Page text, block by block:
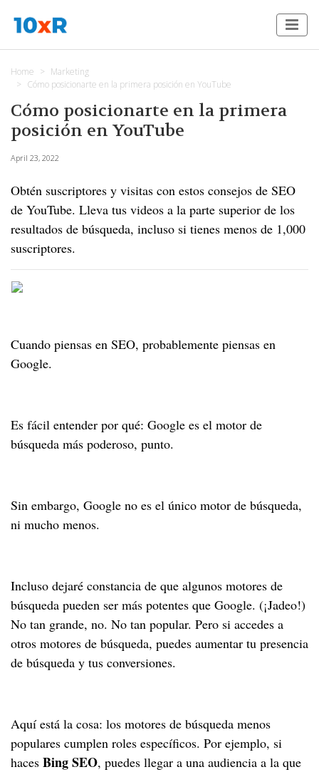
Home
Marketing
Cómo posicionarte en la primera posición en YouTube
Cómo posicionarte en la primera
posición en YouTube
April 23, 2022
Obtén suscriptores y visitas con estos consejos de SEO
de YouTube. Lleva tus videos a la parte superior de los
resultados de búsqueda, incluso si tienes menos de 1,000
suscriptores.
Cuando piensas en SEO, probablemente piensas en
Google.
Es fácil entender por qué: Google es el motor de
búsqueda más poderoso, punto.
Sin embargo, Google no es el único motor de búsqueda,
ni mucho menos.
Incluso dejaré constancia de que algunos motores de
búsqueda pueden ser más potentes que Google. (¡Jadeo!)
No tan grande, no. No tan popular. Pero si accedes a
otros motores de búsqueda, puedes aumentar tu presencia
de búsqueda y tus conversiones.
Aquí está la cosa: los motores de búsqueda menos
populares cumplen roles específicos. Por ejemplo, si
haces Bing SEO, puedes llegar a una audiencia a la que